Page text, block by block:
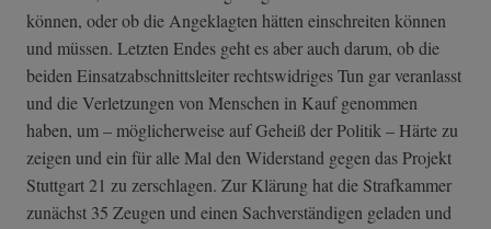
können, oder ob die Angeklagten hätten einschreiten können
und müssen. Letzten Endes geht es aber auch darum, ob die
beiden Einsatzabschnittsleiter rechtswidriges Tun gar veranlasst
und die Verletzungen von Menschen in Kauf genommen
haben, um – möglicherweise auf Geheiß der Politik – Härte zu
zeigen und ein für alle Mal den Widerstand gegen das Projekt
Stuttgart 21 zu zerschlagen. Zur Klärung hat die Strafkammer
zunächst 35 Zeugen und einen Sachverständigen geladen und